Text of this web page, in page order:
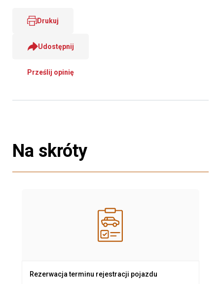
Drukuj
Udostępnij
Prześlij opinię
Na skróty
Rezerwacja terminu rejestracji pojazdu